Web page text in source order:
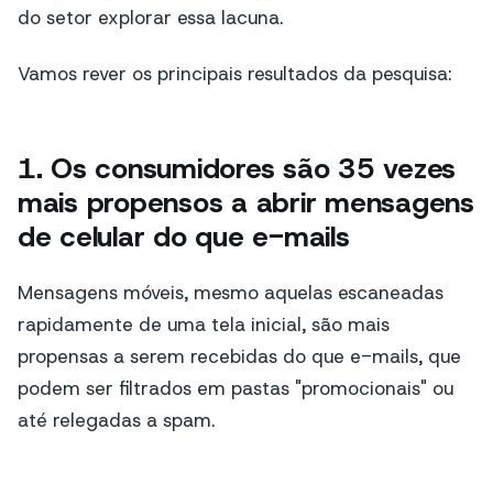
do setor explorar essa lacuna.
Vamos rever os principais resultados da pesquisa:
1. Os consumidores são 35 vezes
mais propensos a abrir mensagens
de celular do que e-mails
Mensagens móveis, mesmo aquelas escaneadas
rapidamente de uma tela inicial, são mais
propensas a serem recebidas do que e-mails, que
podem ser filtrados em pastas "promocionais" ou
até relegadas a spam.